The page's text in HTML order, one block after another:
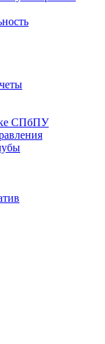
СПбПУ